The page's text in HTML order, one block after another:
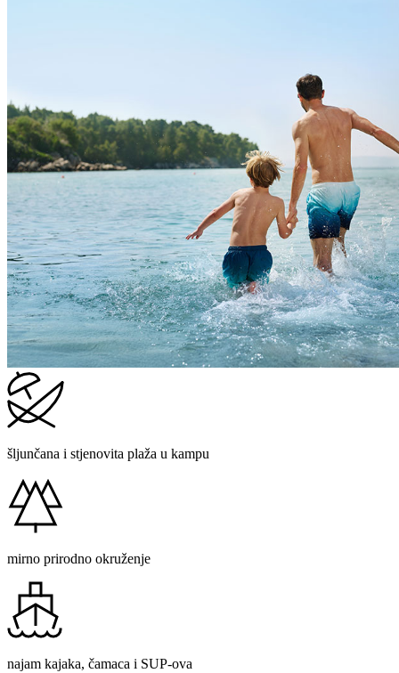
šljunčana i stjenovita plaža u kampu
mirno prirodno okruženje
najam kajaka, čamaca i SUP-ova